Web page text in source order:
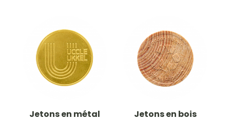
Jetons en métal Jetons en bois